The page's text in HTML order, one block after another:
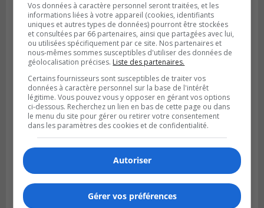
SAINT-HUBERT
Publié le 6 août 2026 à 09h39
Longueuil injecte 1,5 M$ pour moderniser
deux stations de pompage
Vos données à caractère personnel seront traitées, et les
informations liées à votre appareil (cookies, identifiants
uniques et autres types de données) pourront être stockées
et consultées par 66 partenaires, ainsi que partagées avec lui,
ou utilisées spécifiquement par ce site. Nos partenaires et
nous-mêmes sommes susceptibles d'utiliser des données de
géolocalisation précises. Liste des partenaires.
Certains fournisseurs sont susceptibles de traiter vos
données à caractère personnel sur la base de l'intérêt
légitime. Vous pouvez vous y opposer en gérant vos options
ci-dessous. Recherchez un lien en bas de cette page ou dans
le menu du site pour gérer ou retirer votre consentement
dans les paramètres des cookies et de confidentialité.
Autoriser
Gérer vos préférences